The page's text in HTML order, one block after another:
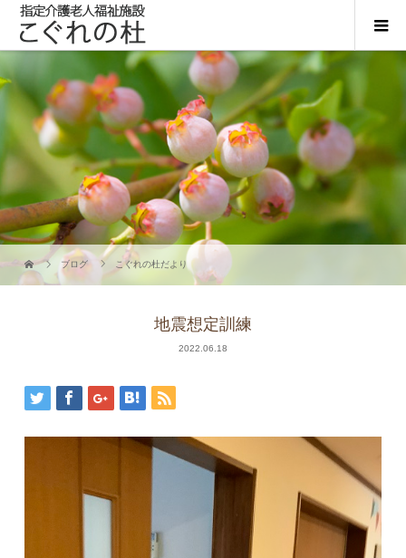
ブログ こぐれの杜だより
地震想定訓練
2022.06.18